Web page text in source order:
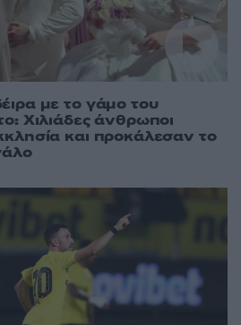
με το γάμο του
Χιλιάδες άνθρωποι
και προκάλεσαν το